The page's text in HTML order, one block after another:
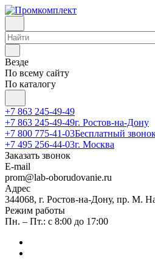
Везде
По всему сайту
По каталогу
+7 863 245-49-49
+7 863 245-49-49г. Ростов-на-Дону
+7 800 775-41-03Бесплатный
+7 495 256-44-03г. Москва
Заказать звонок
E-mail
prom@lab-oborudovanie.ru
Адрес
344068, г. Ростов-на-Дону, пр. М.
Режим работы
Пн. – Пт.: с 8:00 до 17:00